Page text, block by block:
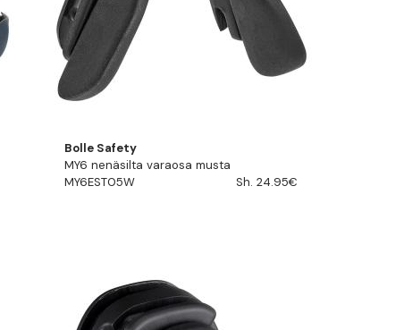
Bolle Safety
MY6 nenäsilta varaosa musta
MY6EST05W
Sh. 24.95€